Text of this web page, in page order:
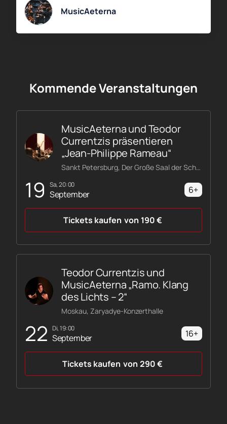
MusicAeterna
Kommende Veranstaltungen
19 Sa, 20:00
September
MusicAeterna und Teodor
Currentzis präsentieren
„Jean-Philippe Rameau“
Sankt Petersburg, Der Große Saal der Schostakowitsch-Philharmonie
6+
Tickets kaufen von 190€
22 Di, 19:00
September
Teodor Currentzis und
MusicAeterna „Ramo. Klang
des Lichts – 2“
Moskau, Zaryadye-Konzerthalle
16+
Tickets kaufen von 290€